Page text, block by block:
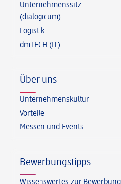
Unternehmenssitz
(dialogicum)
Logistik
dmTECH (IT)
Über uns
Unternehmenskultur
Vorteile
Messen und Events
Bewerbungstipps
Wissenswertes zur Bewerbung